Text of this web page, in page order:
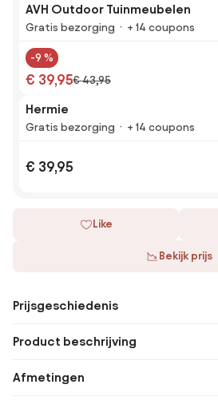
AVH Outdoor Tuinmeubelen
Gratis bezorging + 14 coupons
-9 %
€ 39,95€ 43,95
Hermie
Gratis bezorging + 14 coupons
€ 39,95
Like
Bekijk prijs
Prijsgeschiedenis
Product beschrijving
Afmetingen